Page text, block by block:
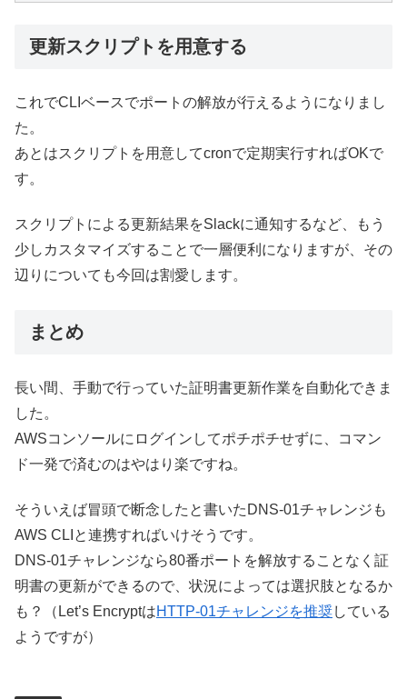
更新スクリプトを用意する
これでCLIベースでポートの解放が行えるようになりまし
た。
あとはスクリプトを用意してcronで定期実行すればOKで
す。
スクリプトによる更新結果をSlackに通知するなど、もう
少しカスタマイズすることで一層便利になりますが、その
辺りについても今回は割愛します。
まとめ
長い間、手動で行っていた証明書更新作業を自動化できま
した。
AWSコンソールにログインしてポチポチせずに、コマン
ド一発で済むのはやはり楽ですね。
そういえば冒頭で断念したと書いたDNS-01チャレンジも
AWS CLIと連携すればいけそうです。
DNS-01チャレンジなら80番ポートを解放することなく証
明書の更新ができるので、状況によっては選択肢となるか
も？（Let’s EncryptはHTTP-01チャレンジを推奨している
ようですが）